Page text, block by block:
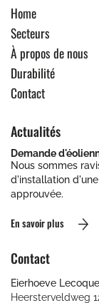
Home
Secteurs
À propos de nous
Durabilité
Contact
Actualités
Demande
Nous sommes
d'installation
approuvée.
En savoir plus
Contact
Eierhoeve
Heersterveldweg